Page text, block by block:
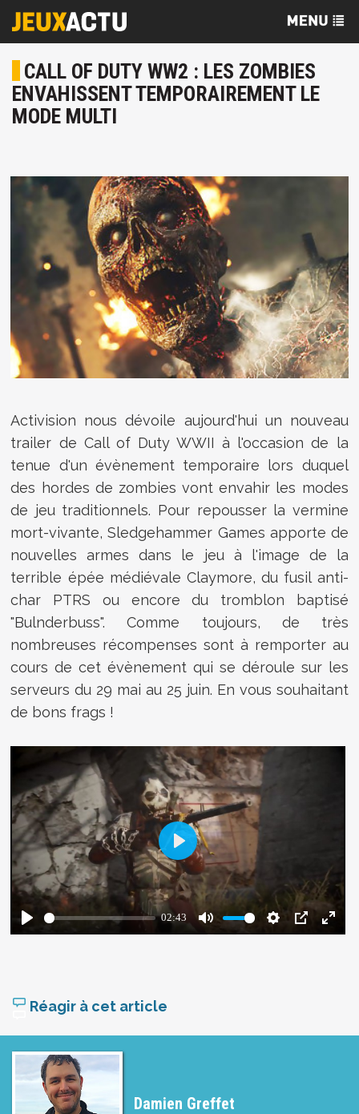
CALL OF DUTY WW2 : LES ZOMBIES
ENVAHISSENT TEMPORAIREMENT LE
MODE MULTI
Activision nous dévoile aujourd'hui un nouveau
trailer de Call of Duty WWII à l'occasion de la
tenue d'un évènement temporaire lors duquel
des hordes de zombies vont envahir les modes
de jeu traditionnels. Pour repousser la vermine
mort-vivante, Sledgehammer Games apporte de
nouvelles armes dans le jeu à l'image de la
terrible épée médiévale Claymore, du fusil anti-
char PTRS ou encore du tromblon baptisé
"Bulnderbuss". Comme toujours, de très
nombreuses récompenses sont à remporter au
cours de cet évènement qui se déroule sur les
serveurs du 29 mai au 25 juin. En vous souhaitant
de bons frags !
Réagir à cet article
Damien Greffet